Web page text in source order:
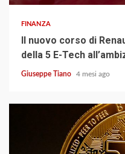
FINANZA
Il nuovo corso di
della 5 E-Tech
Giuseppe Tiano 4 mesi ago